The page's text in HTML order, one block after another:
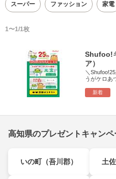
スーパー ファッション 家電
1〜1/1枚
新着
Shufoo!
ア）
＼
うがケロあ
高知県のプレゼントキャン
いの町（吾川郡） 土